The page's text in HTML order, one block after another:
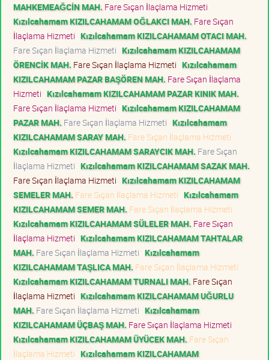
MAHKEMEAĞCİN MAH. Fare Sıçan İlaçlama Hizmeti
Kızılcahamam KIZILCAHAMAM OĞLAKCI MAH. Fare Sıçan
İlaçlama Hizmeti Kızılcahamam KIZILCAHAMAM OTACI MAH.
Fare Sıçan İlaçlama Hizmeti Kızılcahamam KIZILCAHAMAM
ÖRENCİK MAH. Fare Sıçan İlaçlama Hizmeti Kızılcahamam
KIZILCAHAMAM PAZAR BAŞÖREN MAH. Fare Sıçan İlaçlama
Hizmeti Kızılcahamam KIZILCAHAMAM PAZAR KINIK MAH.
Fare Sıçan İlaçlama Hizmeti Kızılcahamam KIZILCAHAMAM
PAZAR MAH. Fare Sıçan İlaçlama Hizmeti Kızılcahamam
KIZILCAHAMAM SARAY MAH. Fare Sıçan İlaçlama Hizmeti
Kızılcahamam KIZILCAHAMAM SARAYCIK MAH. Fare Sıçan
İlaçlama Hizmeti Kızılcahamam KIZILCAHAMAM SAZAK MAH.
Fare Sıçan İlaçlama Hizmeti Kızılcahamam KIZILCAHAMAM
SEMELER MAH. Fare Sıçan İlaçlama Hizmeti Kızılcahamam
KIZILCAHAMAM SEMER MAH. Fare Sıçan İlaçlama Hizmeti
Kızılcahamam KIZILCAHAMAM SÜLELER MAH. Fare Sıçan
İlaçlama Hizmeti Kızılcahamam KIZILCAHAMAM TAHTALAR
MAH. Fare Sıçan İlaçlama Hizmeti Kızılcahamam
KIZILCAHAMAM TAŞLICA MAH. Fare Sıçan İlaçlama Hizmeti
Kızılcahamam KIZILCAHAMAM TURNALI MAH. Fare Sıçan
İlaçlama Hizmeti Kızılcahamam KIZILCAHAMAM UĞURLU
MAH. Fare Sıçan İlaçlama Hizmeti Kızılcahamam
KIZILCAHAMAM ÜÇBAŞ MAH. Fare Sıçan İlaçlama Hizmeti
Kızılcahamam KIZILCAHAMAM ÜYÜCEK MAH. Fare Sıçan
İlaçlama Hizmeti Kızılcahamam KIZILCAHAMAM